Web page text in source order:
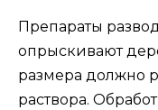
Препараты
опрыскивают
размера должно
раствора.